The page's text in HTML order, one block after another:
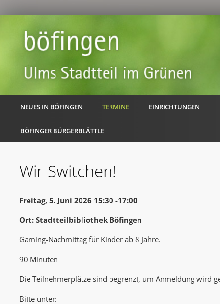
NEUES IN BÖFINGEN TERMINE EINRICHTUNGEN
BÖFINGER BÜRGERBLÄTTLE
Wir Switchen!
Freitag, 5. Juni 2026 15:30 -17:00
Ort: Stadtteilbibliothek Böfingen
Gaming-Nachmittag für Kinder ab 8 Jahre.
90 Minuten
Die Teilnehmerplätze sind begrenzt, um Anmeldung wird
Bitte unter: